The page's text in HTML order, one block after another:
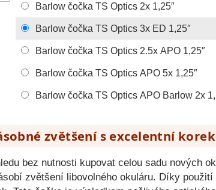
Barlow čočka TS Optics 2x 1,25″
Barlow čočka TS Optics 3x ED 1,25″
Barlow čočka TS Optics 2.5x APO 1,25″
Barlow čočka TS Optics APO 5x 1,25″
Barlow čočka TS Optics APO Barlow 2x
zvětšení s excelentní
bez nutnosti kupovat celou sadu nových
zvětšení libovolného okuláru. Díky